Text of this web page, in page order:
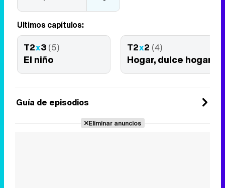
Últimos capítulos:
T2x3 (5)
El niño
T2x2 (4)
Hogar, dulce hogar
Guía de episodios
Eliminar anuncios